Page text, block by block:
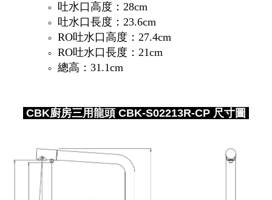
吐水口高度：28cm
吐水口長度：23.6cm
RO吐水口高度：27.4cm
RO吐水口長度：21cm
總高：31.1cm
CBK廚房三用龍頭 CBK-S02213R-CP 尺寸圖